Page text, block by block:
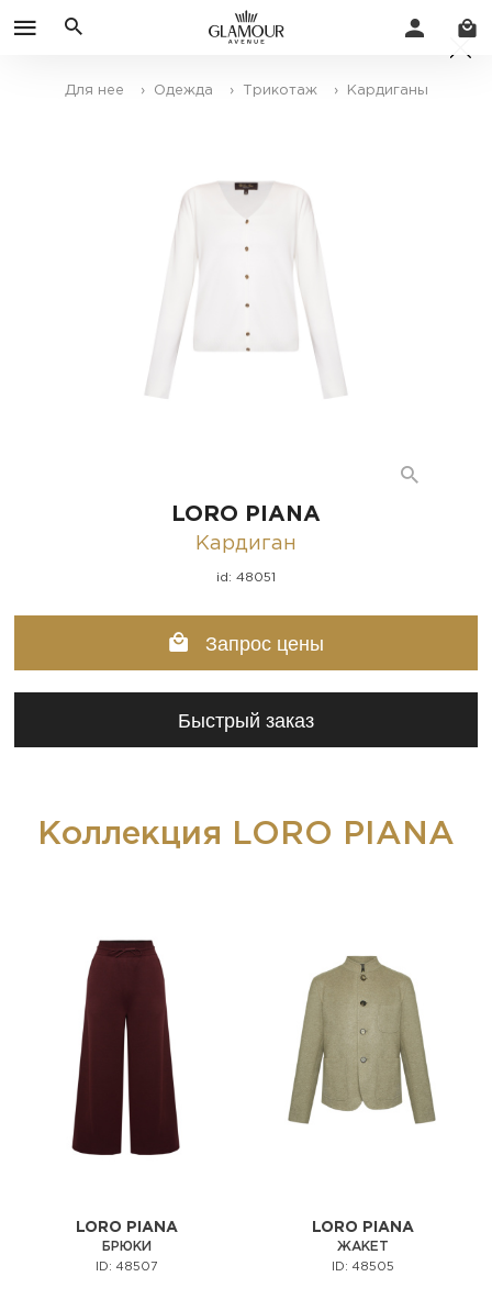
Для нее › Одежда › Трикотаж › Кардиганы
LORO PIANA
Кардиган
id: 48051
Запрос цены
Быстрый заказ
Коллекция LORO PIANA
LORO PIANA
БРЮКИ
ID: 48507
LORO PIANA
ЖАКЕТ
ID: 48505